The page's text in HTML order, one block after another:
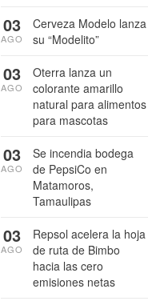
Cerveza Modelo lanza
su “Modelito”
03
AGO
Oterra lanza un
colorante amarillo
natural para alimentos
para mascotas
03
AGO
Se incendia bodega
de PepsiCo en
Matamoros,
Tamaulipas
03
AGO
Repsol acelera la hoja
de ruta de Bimbo
hacia las cero
emisiones netas
03
AGO